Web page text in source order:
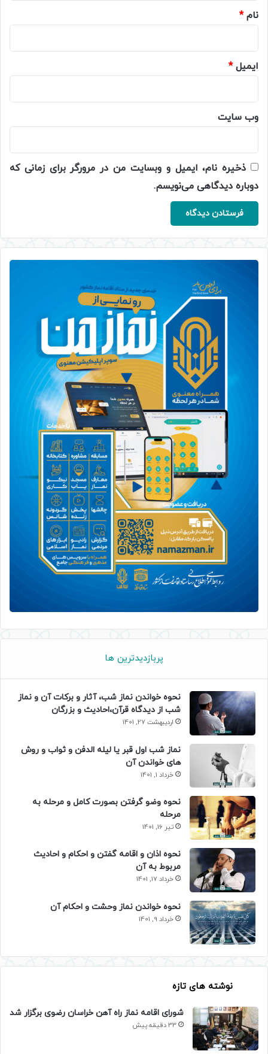
نام*
ایمیل*
وب‌ سایت
ذخیره نام، ایمیل و وبسایت من در مرورگر برای زمانی که
دوباره دیدگاهی می‌نویسم.
پربازدیدترین ها
نحوه خواندن نماز شب، آثار و برکات آن و نماز
شب از دیدگاه قرآن،احادیث و بزرگان
اردیبهشت 27, 1401
نماز شب اول قبر یا لیله الدفن و ثواب و روش
های خواندن آن
خرداد 1, 1401
نحوه وضو گرفتن بصورت کامل و مرحله به
مرحله
تیر 16, 1401
نحوه اذان و اقامه گفتن و احکام و احادیث
مربوط به آن
خرداد 17, 1401
نحوه خواندن نماز وحشت و احکام آن
خرداد 9, 1401
نوشته های تازه
شورای اقامه نماز راه آهن خراسان رضوی برگزار شد
33 دقیقه پیش